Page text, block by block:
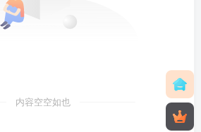
内容空空如也